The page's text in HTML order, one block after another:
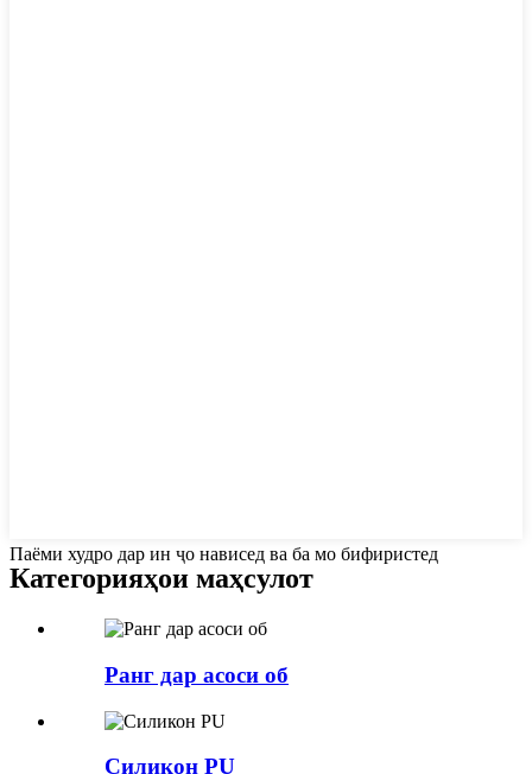
Паёми худро дар ин ҷо нависед ва ба мо бифиристед
Категорияҳои маҳсулот
Ранг дар асоси об
Силикон PU